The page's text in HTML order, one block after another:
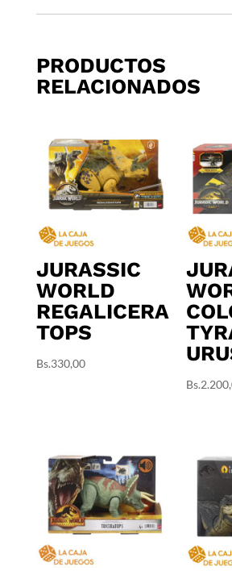
PRODUCTOS
RELACIONADOS
JURASSIC
WORLD
REGALICERA
TOPS
Bs.330,00
Bs.